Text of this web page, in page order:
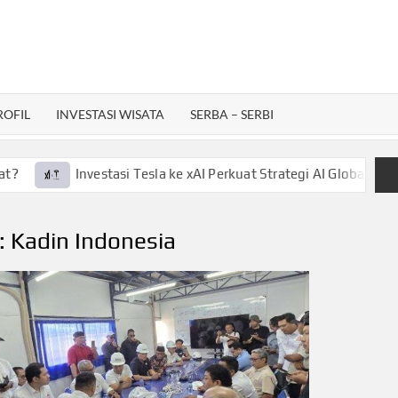
INVESTASI WISATA SERBA – SERBI
Investasi Tesla ke xAI Perkuat Strategi AI Global, Gini
Kadin Indonesia